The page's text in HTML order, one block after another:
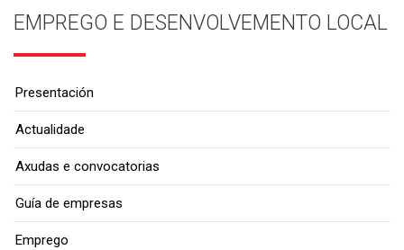
EMPREGO E DESENVOLVEMENTO LOCAL
Presentación
Actualidade
Axudas e convocatorias
Guía de empresas
Emprego